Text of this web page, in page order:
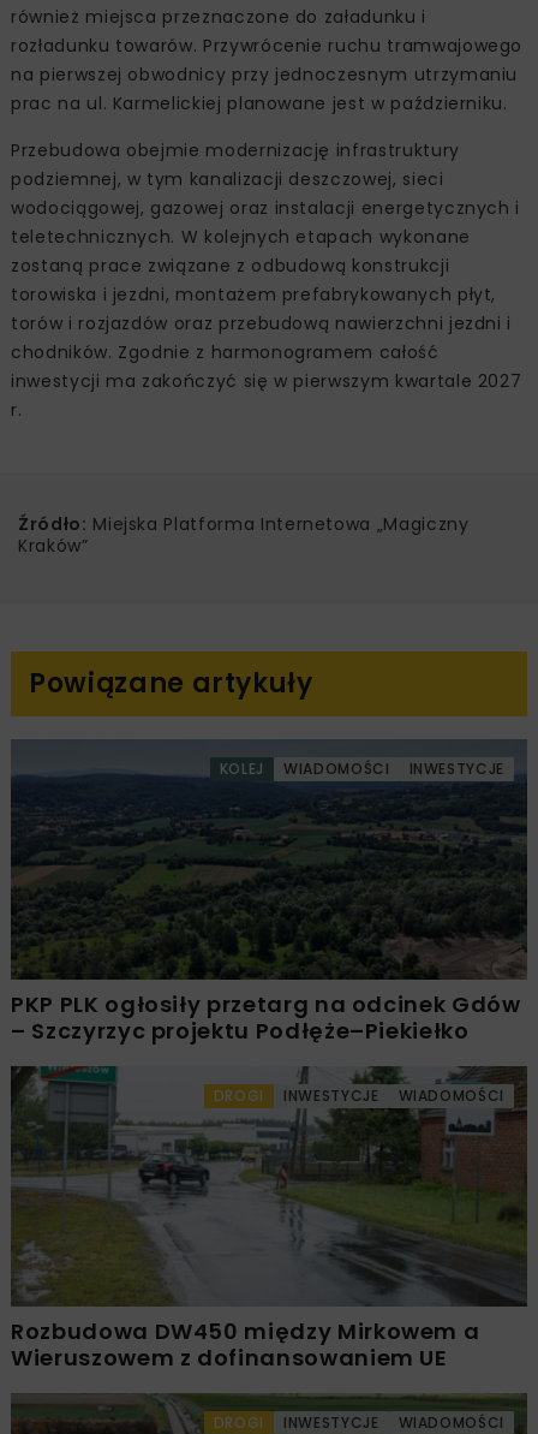
również miejsca przeznaczone do załadunku i
rozładunku towarów. Przywrócenie ruchu tramwajowego
na pierwszej obwodnicy przy jednoczesnym utrzymaniu
prac na ul. Karmelickiej planowane jest w październiku.
Przebudowa obejmie modernizację infrastruktury
podziemnej, w tym kanalizacji deszczowej, sieci
wodociągowej, gazowej oraz instalacji energetycznych i
teletechnicznych. W kolejnych etapach wykonane
zostaną prace związane z odbudową konstrukcji
torowiska i jezdni, montażem prefabrykowanych płyt,
torów i rozjazdów oraz przebudową nawierzchni jezdni i
chodników. Zgodnie z harmonogramem całość
inwestycji ma zakończyć się w pierwszym kwartale 2027
r.
Źródło: Miejska Platforma Internetowa „Magiczny
Kraków”
Powiązane artykuły
KOLEJ WIADOMOŚCI INWESTYCJE
PKP PLK ogłosiły przetarg na odcinek Gdów
– Szczyrzyc projektu Podłęże–Piekiełko
DROGI INWESTYCJE WIADOMOŚCI
Rozbudowa DW450 między Mirkowem a
Wieruszowem z dofinansowaniem UE
DROGI INWESTYCJE WIADOMOŚCI